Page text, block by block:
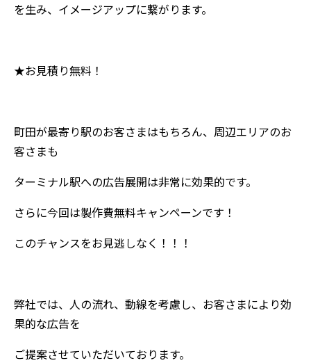
を生み、イメージアップに繋がります。
★お見積り無料！
町田が最寄り駅のお客さまはもちろん、周辺エリアのお
客さまも
ターミナル駅への広告展開は非常に効果的です。
さらに今回は製作費無料キャンペーンです！
このチャンスをお見逃しなく！！！
弊社では、人の流れ、動線を考慮し、お客さまにより効
果的な広告を
ご提案させていただいております。